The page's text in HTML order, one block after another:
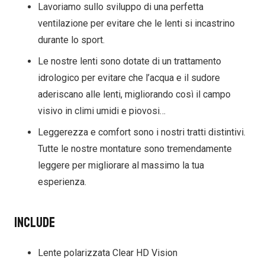
Lavoriamo sullo sviluppo di una perfetta
ventilazione per evitare che le lenti si incastrino
durante lo sport.
Le nostre lenti sono dotate di un trattamento
idrologico per evitare che l’acqua e il sudore
aderiscano alle lenti, migliorando così il campo
visivo in climi umidi e piovosi…
Leggerezza e comfort sono i nostri tratti distintivi.
Tutte le nostre montature sono tremendamente
leggere per migliorare al massimo la tua
esperienza.
Include
Lente polarizzata Clear HD Vision